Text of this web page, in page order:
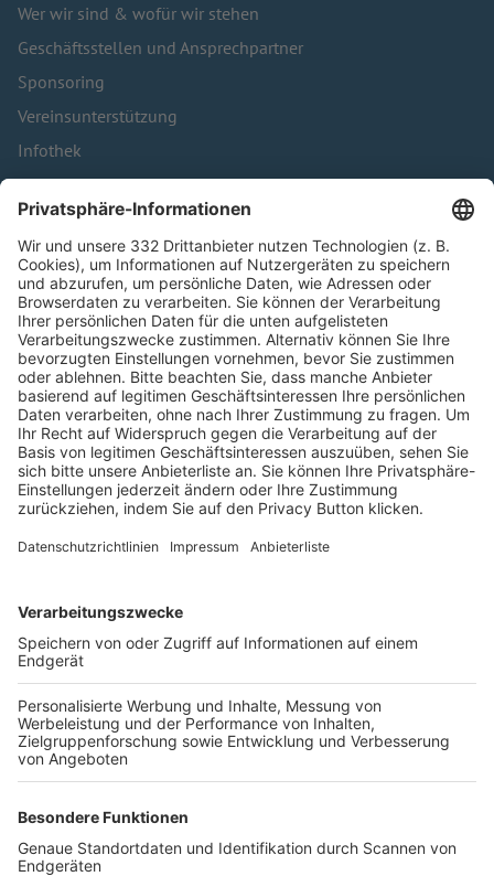
Wer wir sind & wofür wir stehen
Geschäftsstellen und Ansprechpartner
Sponsoring
Vereinsunterstützung
Infothek
Kontakt
HÄUFIG BESUCHTE SEITEN
Pässe und Vereinswechsel
Trainerausbildung
Schulungsangebot Vereinsmitarbeiter
BFV-Geschäftsstellen
Trainerbörse
Login SpielPlus
FOLGE DEM BFV
TOP-VEREINE
TOP-PARTNER